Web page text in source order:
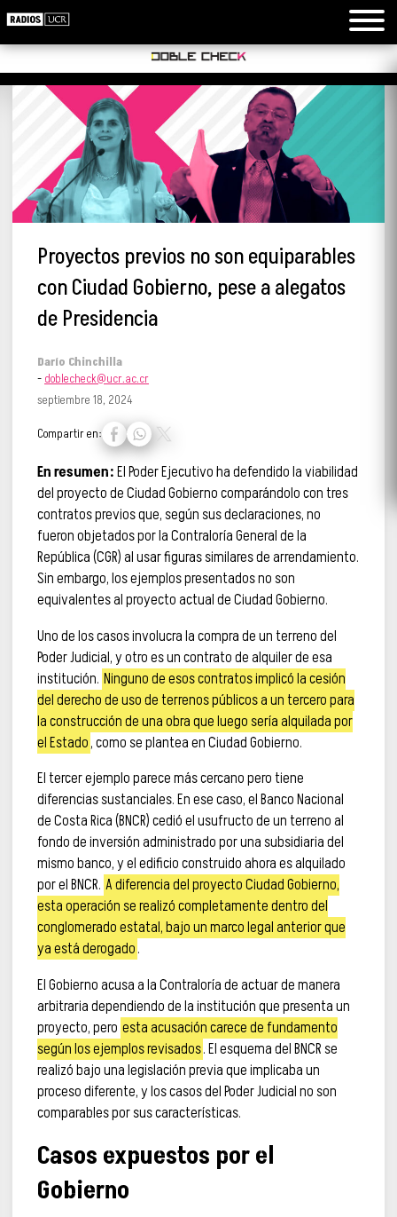
Proyectos previos no son equiparables
con Ciudad Gobierno, pese a alegatos
de Presidencia
Darío Chinchilla
- doblecheck@ucr.ac.cr
septiembre 18, 2024
Compartir en:
En resumen:El Poder Ejecutivo ha defendido la viabilidad
del proyecto de Ciudad Gobierno comparándolo con tres
contratos previos que, según sus declaraciones, no
fueron objetados por la Contraloría General de la
República (CGR) al usar figuras similares de arrendamiento.
Sin embargo, los ejemplos presentados no son
equivalentes al proyecto actual de Ciudad Gobierno.
Uno de los casos involucra la compra de un terreno del
Poder Judicial, y otro es un contrato de alquiler de esa
institución. Ninguno de esos contratos implicó la cesión
del derecho de uso de terrenos públicos a un tercero para
la construcción de una obra que luego sería alquilada por
el Estado, como se plantea en Ciudad Gobierno.
El tercer ejemplo parece más cercano pero tiene
diferencias sustanciales. En ese caso, el Banco Nacional
de Costa Rica (BNCR) cedió el usufructo de un terreno al
fondo de inversión administrado por una subsidiaria del
mismo banco, y el edificio construido ahora es alquilado
por el BNCR. A diferencia del proyecto Ciudad Gobierno,
esta operación se realizó completamente dentro del
conglomerado estatal, bajo un marco legal anterior que
ya está derogado.
El Gobierno acusa a la Contraloría de actuar de manera
arbitraria dependiendo de la institución que presenta un
proyecto, pero esta acusación carece de fundamento
según los ejemplos revisados. El esquema del BNCR se
realizó bajo una legislación previa que implicaba un
proceso diferente, y los casos del Poder Judicial no son
comparables por sus características.
Casos expuestos por el
Gobierno